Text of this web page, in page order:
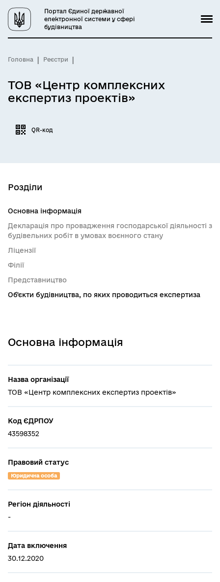
Портал Єдиної державної
електронної системи у сфері
будівництва
Головна Реєстри
ТОВ «Центр комплексних
експертиз проектів»
QR-код
Основна інформація
Назва організації
ТОВ «Центр комплексних експертиз проектів»
Код ЄДРПОУ
43598352
Правовий статус
Юридична особа
Регіон діяльності
-
Дата включення
30.12.2020
Розділи
Основна інформація
Декларація про провадження господарської діяльності з
будівельних робіт в умовах воєнного стану
Ліцензії
Філії
Представництво
Об'єкти будівництва, по яких проводиться експертиза